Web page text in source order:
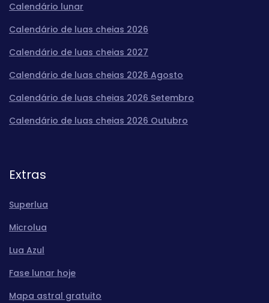
Calendário lunar
Calendário de luas cheias 2026
Calendário de luas cheias 2027
Calendário de luas cheias 2026 Agosto
Calendário de luas cheias 2026 Setembro
Calendário de luas cheias 2026 Outubro
Extras
Superlua
Microlua
Lua Azul
Fase lunar hoje
Mapa astral gratuito